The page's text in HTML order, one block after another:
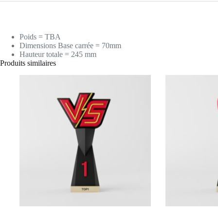
Poids = TBA
Dimensions Base carrée = 70mm
Hauteur totale = 245 mm
Produits similaires